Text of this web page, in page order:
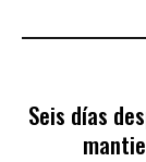
Seis días